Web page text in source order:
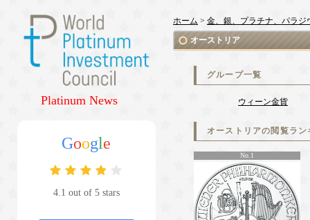
Platinum News
Google
4.1 out of 5 stars
ホーム > 金、銀、プラチナ、パラジ
オーストリア
グループ一覧
ウィーン金貨
オーストリアの閲覧ラン
No.1